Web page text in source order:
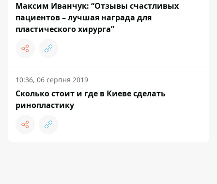
Максим Иванчук: “Отзывы счастливых
пациентов – лучшая награда для
пластического хирурга”
10:36, 06 серпня 2019
Сколько стоит и где в Киеве сделать
ринопластику